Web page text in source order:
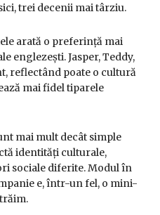
trei decenii mai târziu.
arată o preferință mai
englezești. Jasper, Teddy,
reflectând poate o cultură
mai fidel tiparele
mai mult decât simple
identități culturale,
sociale diferite. Modul în
e, într-un fel, o mini-